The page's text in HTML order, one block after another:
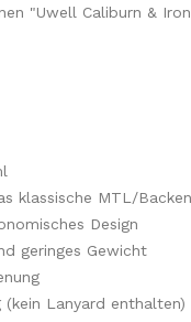
"Uwell Caliburn &
klassische MTL/
Design
geringes Gewicht
(kein Lanyard enthalten)